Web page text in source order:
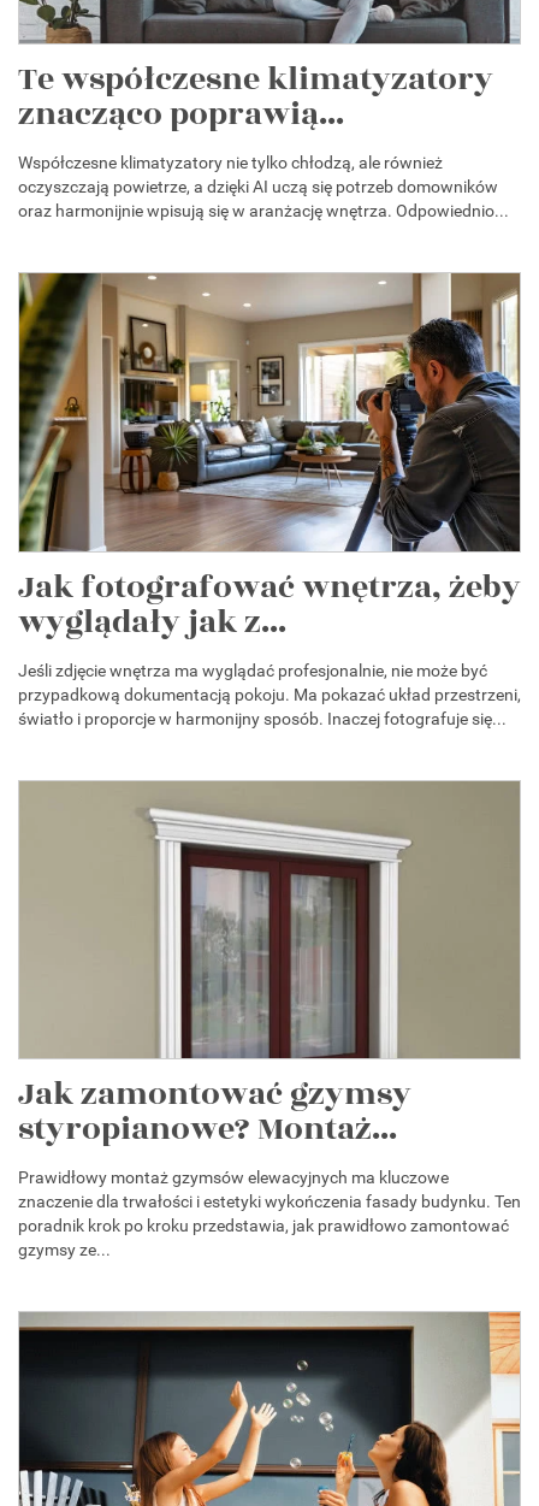
Te współczesne klimatyzatory
znacząco poprawią...
Współczesne klimatyzatory nie tylko chłodzą, ale również
oczyszczają powietrze, a dzięki AI uczą się potrzeb domowników
oraz harmonijnie wpisują się w aranżację wnętrza. Odpowiednio...
Jak fotografować wnętrza, żeby
wyglądały jak z...
Jeśli zdjęcie wnętrza ma wyglądać profesjonalnie, nie może być
przypadkową dokumentacją pokoju. Ma pokazać układ przestrzeni,
światło i proporcje w harmonijny sposób. Inaczej fotografuje się...
Jak zamontować gzymsy
styropianowe? Montaż...
Prawidłowy montaż gzymsów elewacyjnych ma kluczowe
znaczenie dla trwałości i estetyki wykończenia fasady budynku. Ten
poradnik krok po kroku przedstawia, jak prawidłowo zamontować
gzymsy ze...